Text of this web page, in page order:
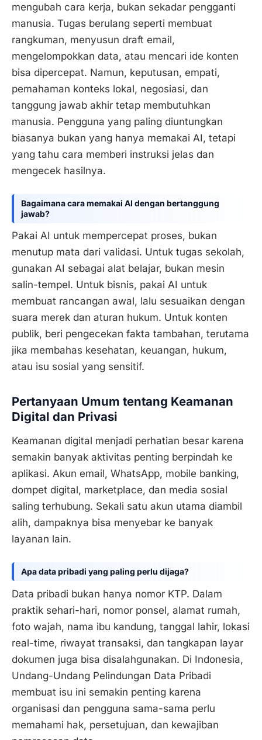
mengubah cara kerja, bukan sekadar pengganti
manusia. Tugas berulang seperti membuat
rangkuman, menyusun draft email,
mengelompokkan data, atau mencari ide konten
bisa dipercepat. Namun, keputusan, empati,
pemahaman konteks lokal, negosiasi, dan
tanggung jawab akhir tetap membutuhkan
manusia. Pengguna yang paling diuntungkan
biasanya bukan yang hanya memakai AI, tetapi
yang tahu cara memberi instruksi jelas dan
mengecek hasilnya.
Bagaimana cara memakai AI dengan bertanggung
jawab?
Pakai AI untuk mempercepat proses, bukan
menutup mata dari validasi. Untuk tugas sekolah,
gunakan AI sebagai alat belajar, bukan mesin
salin-tempel. Untuk bisnis, pakai AI untuk
membuat rancangan awal, lalu sesuaikan dengan
suara merek dan aturan hukum. Untuk konten
publik, beri pengecekan fakta tambahan, terutama
jika membahas kesehatan, keuangan, hukum,
atau isu sosial yang sensitif.
Pertanyaan Umum tentang Keamanan
Digital dan Privasi
Keamanan digital menjadi perhatian besar karena
semakin banyak aktivitas penting berpindah ke
aplikasi. Akun email, WhatsApp, mobile banking,
dompet digital, marketplace, dan media sosial
saling terhubung. Sekali satu akun utama diambil
alih, dampaknya bisa menyebar ke banyak
layanan lain.
Apa data pribadi yang paling perlu dijaga?
Data pribadi bukan hanya nomor KTP. Dalam
praktik sehari-hari, nomor ponsel, alamat rumah,
foto wajah, nama ibu kandung, tanggal lahir, lokasi
real-time, riwayat transaksi, dan tangkapan layar
dokumen juga bisa disalahgunakan. Di Indonesia,
Undang-Undang Pelindungan Data Pribadi
membuat isu ini semakin penting karena
organisasi dan pengguna sama-sama perlu
memahami hak, persetujuan, dan kewajiban